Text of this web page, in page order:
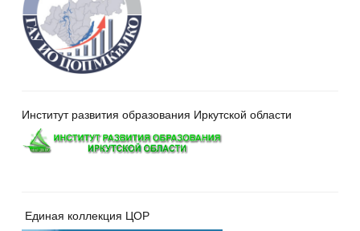
Институт развития образования Иркутской области
Единая коллекция ЦОР